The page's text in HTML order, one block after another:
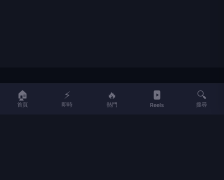
LIFE
LIFE 生活網是台灣領先的生活資訊平台，提供即時新聞、生活、健康、
🏠
首頁
⚡
即時
🔥
熱門 Reels
🔍
搜尋